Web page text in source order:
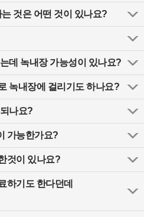
것은 어떤 것이 있나요?
데 녹내장 가능성이 있나요?
녹내장에 걸리기도 하나요?
나요?
가능한가요?
것이 있나요?
하기도 한다던데